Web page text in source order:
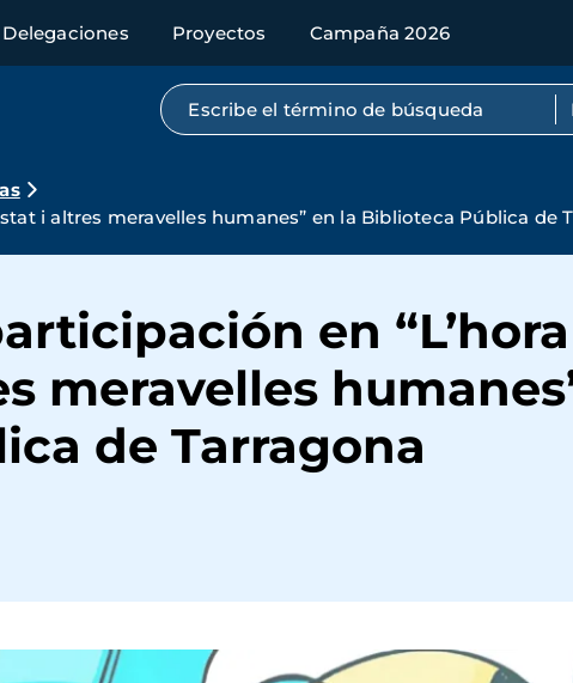
Delegaciones Proyectos Campaña 2026
Búsqueda por texto completo
i altres meravelles humanes” en la Biblioteca Pública de
en
meravelles
de Tarragona